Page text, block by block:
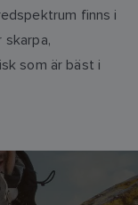
finns i
skarpa,
som är bäst i